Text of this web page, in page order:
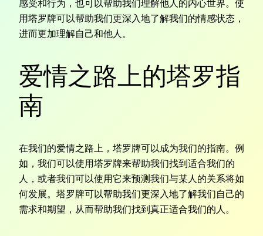
感受和行为，也可以帮助我们理解他人的内心世界。使
用塔罗牌可以帮助我们更深入地了解我们的情感状态，
进而更加理解自己和他人。
爱情之路上的塔罗指
南
在我们的爱情之路上，塔罗牌可以成为我们的指南。例
如，我们可以使用塔罗牌来帮助我们找到适合我们的
人，或者我们可以使用它来预测我们与某人的关系将如
何发展。塔罗牌可以帮助我们更深入地了解我们自己的
需求和期望，从而帮助我们找到真正适合我们的人。